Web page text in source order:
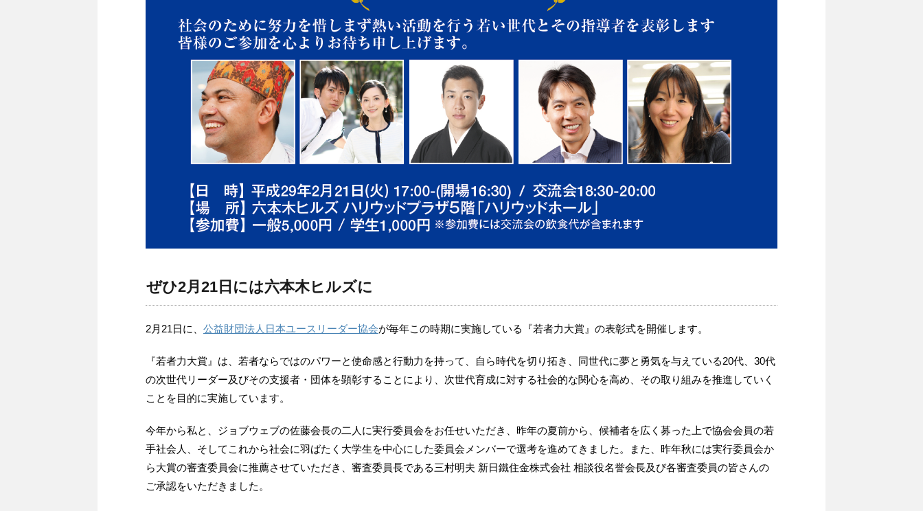
ぜひ2月21日には六本木ヒルズに
2月21日に、 公益財団法人日本ユースリーダー協会が毎年この時期に実施している『若者力大賞』の表彰式を開催します。
『若者力大賞』は、若者ならではのパワーと使命感と行動力を持って、自ら時代を切り拓き、同世代に夢と勇気を与えている20代、30代
の次世代リーダー及びその支援者・団体を顕彰することにより、次世代育成に対する社会的な関心を高め、その取り組みを推進していく
ことを目的に実施しています。
今年から私と、ジョブウェブの佐藤会長の二人に実行委員会をお任せいただき、昨年の夏前から、候補者を広く募った上で協会会員の若
手社会人、そしてこれから社会に羽ばたく大学生を中心にした委員会メンバーで選考を進めてきました。また、昨年秋には実行委員会か
ら大賞の審査委員会に推薦させていただき、審査委員長である三村明夫 新日鐵住金株式会社 相談役名誉会長及び各審査委員の皆さんの
ご承認をいただきました。